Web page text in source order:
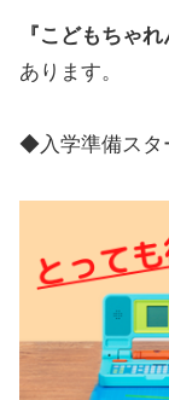
『こどもちゃれ
あります。
◆入学準備ス